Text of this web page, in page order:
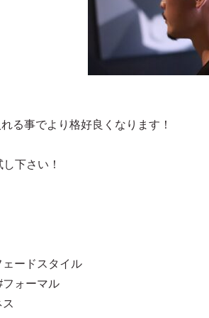
る事でより格好良くなります！
下さい！
ードスタイル
ォーマル